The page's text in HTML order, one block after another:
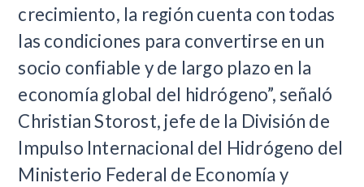
crecimiento, la región cuenta con todas
las condiciones para convertirse en un
socio confiable y de largo plazo en la
economía global del hidrógeno”, señaló
Christian Storost, jefe de la División de
Impulso Internacional del Hidrógeno del
Ministerio Federal de Economía y